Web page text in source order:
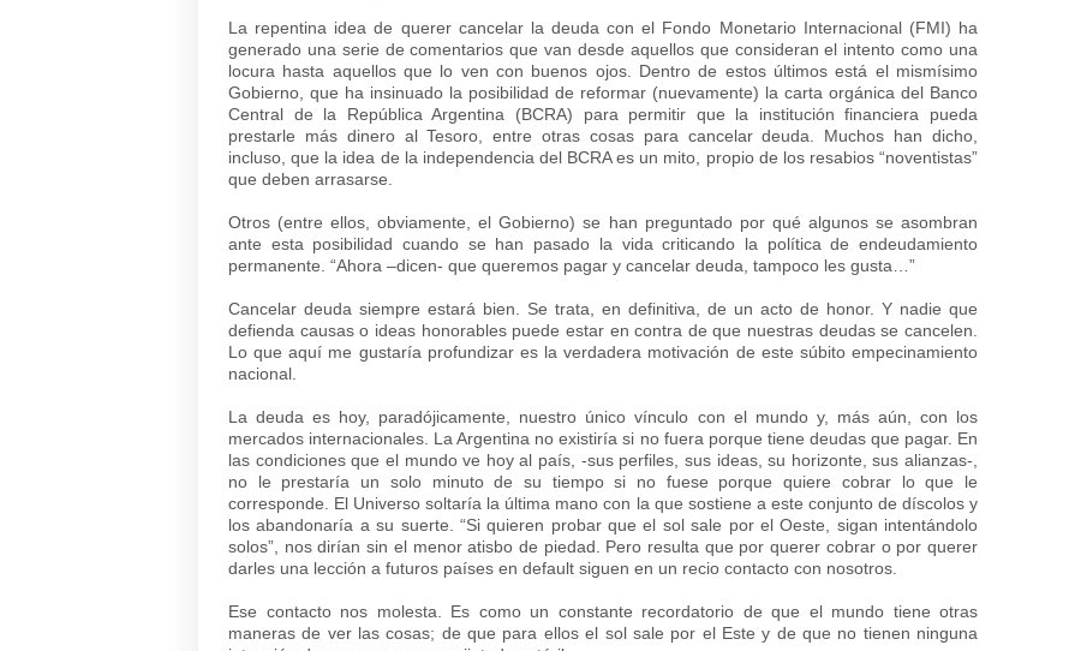
La repentina idea de querer cancelar la deuda con el Fondo Monetario Internacional (FMI) ha
generado una serie de comentarios que van desde aquellos que consideran el intento como una
locura hasta aquellos que lo ven con buenos ojos. Dentro de estos últimos está el mismísimo
Gobierno, que ha insinuado la posibilidad de reformar (nuevamente) la carta orgánica del Banco
Central de la República Argentina (BCRA) para permitir que la institución financiera pueda
prestarle más dinero al Tesoro, entre otras cosas para cancelar deuda. Muchos han dicho,
incluso, que la idea de la independencia del BCRA es un mito, propio de los resabios “noventistas”
que deben arrasarse.
Otros (entre ellos, obviamente, el Gobierno) se han preguntado por qué algunos se asombran
ante esta posibilidad cuando se han pasado la vida criticando la política de endeudamiento
permanente. “Ahora –dicen- que queremos pagar y cancelar deuda, tampoco les gusta…”
Cancelar deuda siempre estará bien. Se trata, en definitiva, de un acto de honor. Y nadie que
defienda causas o ideas honorables puede estar en contra de que nuestras deudas se cancelen.
Lo que aquí me gustaría profundizar es la verdadera motivación de este súbito empecinamiento
nacional.
La deuda es hoy, paradójicamente, nuestro único vínculo con el mundo y, más aún, con los
mercados internacionales. La Argentina no existiría si no fuera porque tiene deudas que pagar. En
las condiciones que el mundo ve hoy al país, -sus perfiles, sus ideas, su horizonte, sus alianzas-,
no le prestaría un solo minuto de su tiempo si no fuese porque quiere cobrar lo que le
corresponde. El Universo soltaría la última mano con la que sostiene a este conjunto de díscolos y
los abandonaría a su suerte. “Si quieren probar que el sol sale por el Oeste, sigan intentándolo
solos”, nos dirían sin el menor atisbo de piedad. Pero resulta que por querer cobrar o por querer
darles una lección a futuros países en default siguen en un recio contacto con nosotros.
Ese contacto nos molesta. Es como un constante recordatorio de que el mundo tiene otras
maneras de ver las cosas; de que para ellos el sol sale por el Este y de que no tienen ninguna